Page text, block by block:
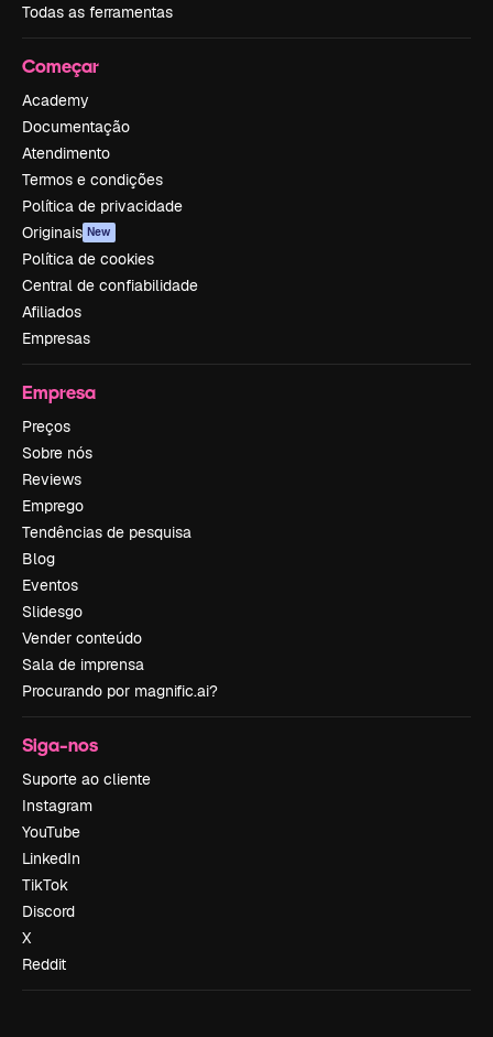
Todas as ferramentas
Começar
Academy
Documentação
Atendimento
Termos e condições
Política de privacidade
Originais New
Política de cookies
Central de confiabilidade
Afiliados
Empresas
Empresa
Preços
Sobre nós
Reviews
Emprego
Tendências de pesquisa
Blog
Eventos
Slidesgo
Vender conteúdo
Sala de imprensa
Procurando por magnific.ai?
Siga-nos
Suporte ao cliente
Instagram
YouTube
LinkedIn
TikTok
Discord
X
Reddit